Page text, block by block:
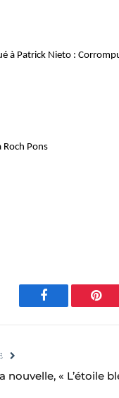
à Patrick Nieto :
Roch Pons
Facebook
nouvelle, « L’étoile